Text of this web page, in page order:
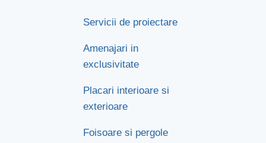
Servicii de proiectare
Amenajari in
exclusivitate
Placari interioare si
exterioare
Foisoare si pergole